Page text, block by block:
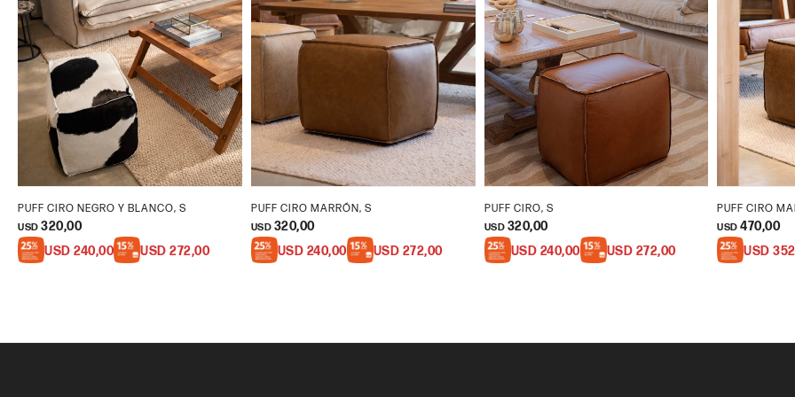
PUFF CIRO NEGRO Y BLANCO, S
USD 320,00
USD 240,00 USD 272,00
PUFF CIRO MARRÓN, S
USD 320,00
USD 240,00 USD 272,00
PUFF CIRO, S
USD 320,00
USD 240,00 USD 272,00
PUFF CIRO
USD 470,00
USD